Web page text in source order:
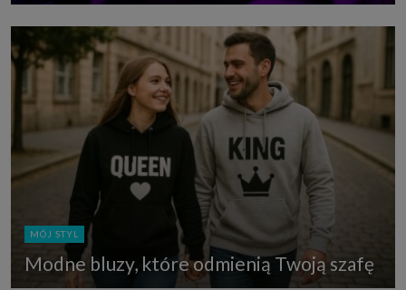
MÓJ STYL
Modne bluzy, które odmienią Twoją szafę